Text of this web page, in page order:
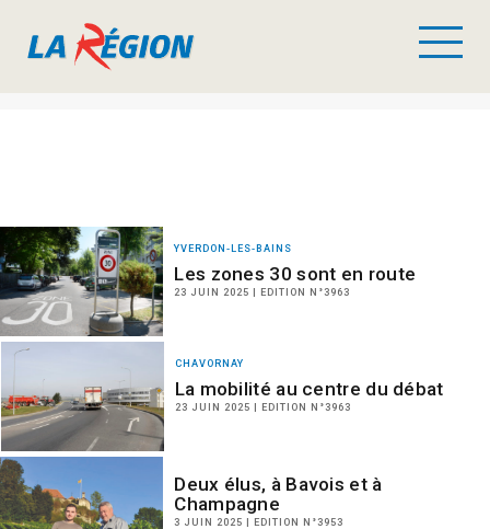
YVERDON-LES-BAINS
Les zones 30 sont en route
23 JUIN 2025 | EDITION N°3963
CHAVORNAY
La mobilité au centre du débat
23 JUIN 2025 | EDITION N°3963
Deux élus, à Bavois et à
Champagne
3 JUIN 2025 | EDITION N°3953